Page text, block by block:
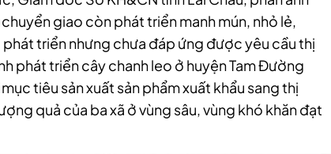
giao còn phát triển manh mún, nhỏ lẻ,
triển nhưng chưa đáp ứng được yêu cầu thị
phát triển cây chanh leo ở huyện Tam Đường
tiêu sản xuất sản phẩm xuất khẩu sang thị
quả của ba xã ở vùng sâu, vùng khó khăn đạt